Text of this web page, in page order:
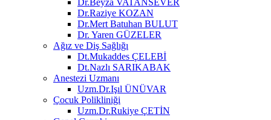
Dr.Raziye KOZAN
Dr.Mert Batuhan BULUT
Dr. Yaren GÜZELER
Ağız ve Diş Sağlığı
Dt.Mukaddes ÇELEBİ
Dt.Nazlı SARIKABAK
Anestezi Uzmanı
Uzm.Dr.Işıl ÜNÜVAR
Çocuk Polikliniği
Uzm.Dr.Rukiye ÇETİN